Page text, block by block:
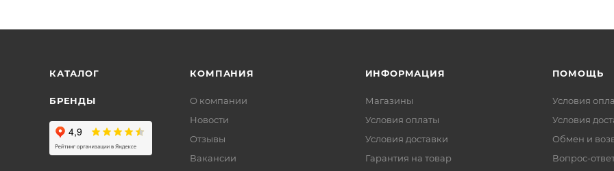
КАТАЛОГ
БРЕНДЫ
КОМПАНИЯ
О компании
Новости
Отзывы
Вакансии
ИНФОРМАЦИЯ
Магазины
Условия оплаты
Условия доставки
Гарантия на товар
ПОМОЩЬ
Условия
Условия
Обмен и
Вопрос-